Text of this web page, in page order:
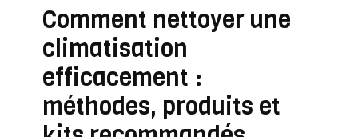
Comment nettoyer une
climatisation
efficacement :
méthodes, produits et